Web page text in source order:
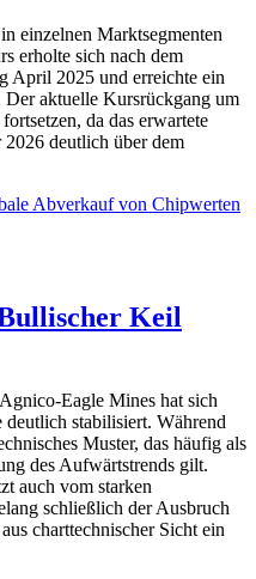
einzelnen Marktsegmenten
erholte sich nach dem
April 2025 und erreichte ein
aktuelle Kursrückgang um
da das erwartete
deutlich über dem
Abverkauf von Chipwerten
Keil
Eagle Mines hat sich
deutlich stabilisiert. Während
Muster, das häufig als
des Aufwärtstrends gilt.
auch vom starken
schließlich der Ausbruch
charttechnischer Sicht ein